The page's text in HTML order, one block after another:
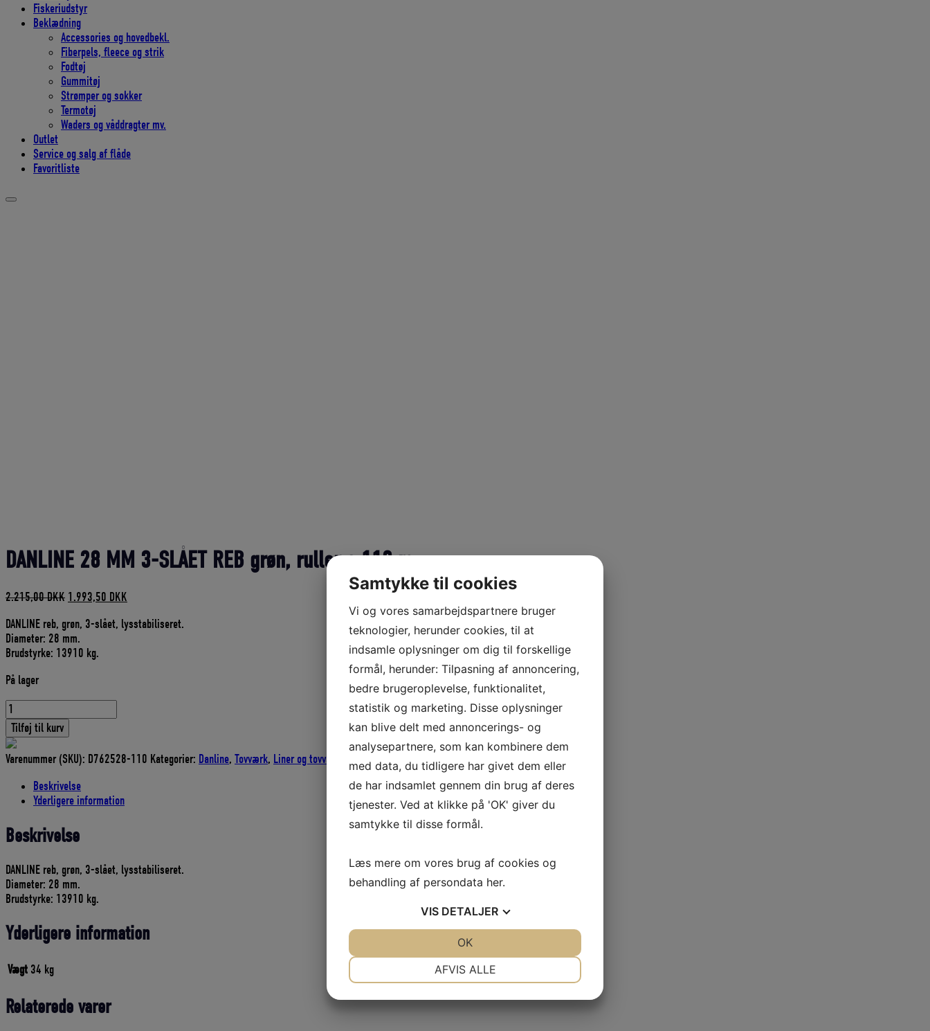
Fiskeriudstyr
Beklædning
Accessories og hovedbekl.
Fiberpels, fleece og strik
Fodtøj
Gummitøj
Strømper og sokker
Termotøj
Waders og våddragter mv.
Outlet
Service og salg af flåde
Favoritliste
DANLINE 28 MM 3-SLÅET REB grøn, ruller a 110 m.
2.215,00DKK Den
pris
var:
2.215,00 DKK.
1.993,50 DKK
pris
DANLINE reb, grøn, 3-slået, lysstabiliseret.
Diameter: 28 mm.
Brudstyrke: 13910 kg.
På lager
DANLINE
28
MM
3-
SLÅET
110
antal
Tilføj til kurv
Varenummer (SKU): D762528-110 Kategorier: Danline, Tovværk, Liner og tovværk
Fiskeriudstyr
Beskrivelse
Yderligere information
Beskrivelse
DANLINE reb, grøn, 3-slået, lysstabiliseret.
Diameter: 28 mm.
Brudstyrke: 13910 kg.
Yderligere information
Vægt 34 kg
Relaterede varer
Samtykke til cookies
Vi og vores samarbejdspartnere bruger
teknologier, herunder cookies, til at
indsamle oplysninger om dig til forskellige
formål, herunder: Tilpasning af annoncering,
bedre brugeroplevelse, funktionalitet,
statistik og marketing. Disse oplysninger
kan blive delt med annoncerings- og
analysepartnere, som kan kombinere dem
med data, du tidligere har givet dem eller
de har indsamlet gennem din brug af deres
tjenester. Ved at klikke på 'OK' giver du
samtykke til disse formål.
Læs mere om vores brug af cookies og
behandling af persondata her.
VIS DETALJER
AFVIS ALLE
OK